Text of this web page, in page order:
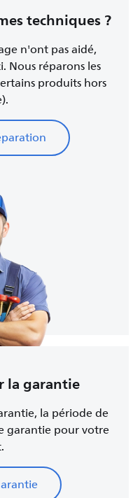
techniques ?
n'ont pas aidé,
Nous réparons les
produits hors
la garantie
la période de
garantie pour votre